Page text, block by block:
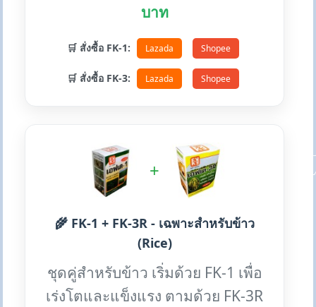
บาท
🛒 สั่งซื้อ FK-1: Lazada Shopee
🛒 สั่งซื้อ FK-3: Lazada Shopee
+
🌾 FK-1 + FK-3R - เฉพาะสำหรับข้าว
(Rice)
ชุดคู่สำหรับข้าว เริ่มด้วย FK-1 เพื่อ
เร่งโตและแข็งแรง ตามด้วย FK-3R